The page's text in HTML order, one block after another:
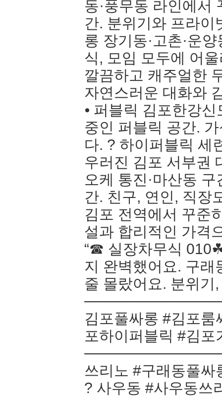
동·풍무동 라인에서
간. 분위기와 프라
롱 장기동·고촌·운
식, 모임 모두에 어
깔끔하고 캐주얼한
자연스러운 대화와
⦁ 퍼블릭 김포한강
중인 퍼블릭 공간.
다. ? 하이퍼블릭 세
우러진 김포 서부권
오케 통진·마산동
간. 친구, 연인, 직장
김포 전역에서 꾸준
설과 합리적인 가격
“☎ 실장차무식
지 완벽했어요. 구래
줄 몰랐어요. 분위
김포풀싸롱 #김포
포하이퍼블릭 #김
쓰리노 #구래동풀
? 사우동 #사우동쓰